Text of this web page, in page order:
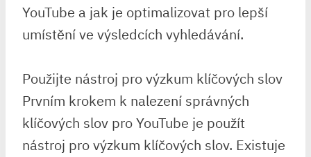
YouTube a jak je optimalizovat pro lepší
umístění ve výsledcích vyhledávání.
Použijte nástroj pro výzkum klíčových slov
Prvním krokem k nalezení správných
klíčových slov pro YouTube je použít
nástroj pro výzkum klíčových slov. Existuje